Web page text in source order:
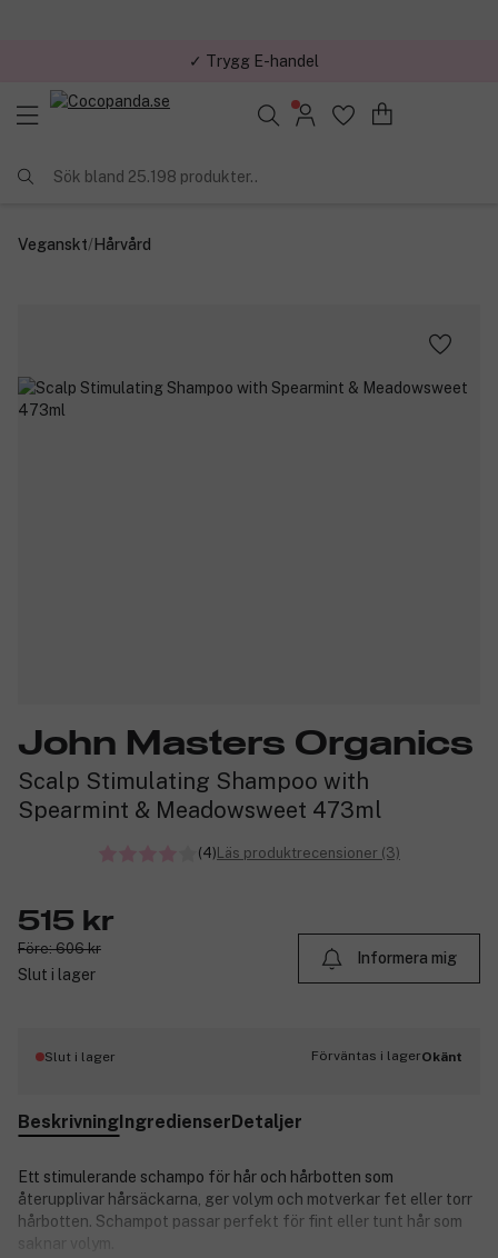
✓ Trygg E-handel
Sök bland 25.198 produkter..
Veganskt/Hårvård
John Masters Organics
Scalp Stimulating Shampoo with
Spearmint & Meadowsweet 473ml
(4) Läs produktrecensioner (3)
515 kr
Före: 606 kr
Slut i lager
Informera mig
Slut i lager Förväntas i lagerOkänt
BeskrivningIngredienserDetaljer
Ett stimulerande schampo för hår och hårbotten som
återupplivar hårsäckarna, ger volym och motverkar fet eller torr
hårbotten. Schampot passar perfekt för fint eller tunt hår som